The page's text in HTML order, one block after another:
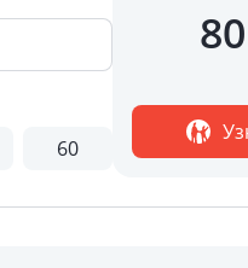
60